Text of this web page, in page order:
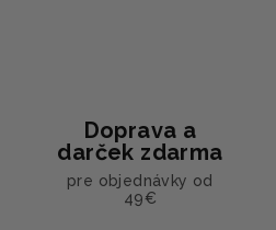
Doprava a
darček zdarma
pre objednávky od
49€